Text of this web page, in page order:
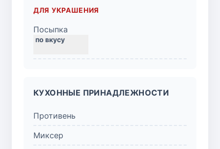
ДЛЯ УКРАШЕНИЯ
Посыпка
КУХОННЫЕ ПРИНАДЛЕЖНОСТИ
Противень
Миксер